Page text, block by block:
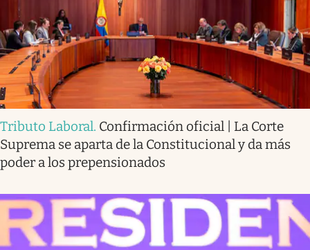
Tributo Laboral. Confirmación oficial | La Corte
Suprema se aparta de la Constitucional y da más
poder a los prepensionados